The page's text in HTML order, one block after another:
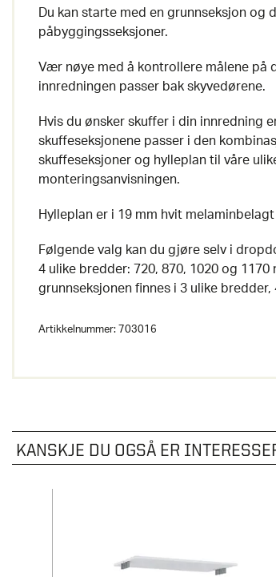
Du kan starte med en grunnseksjon og
påbyggingsseksjoner.
Vær nøye med å kontrollere målene på
innredningen passer bak skyvedørene.
Hvis du ønsker skuffer i din innredning
skuffeseksjonene passer i den
skuffeseksjoner og hylleplan til våre
monteringsanvisningen.
Hylleplan er i 19 mm hvit
Følgende valg kan du gjøre selv i
4 ulike bredder: 720, 870, 1020 og
grunnseksjonen finnes i 3 ulike bredder,
Artikkelnummer: 703016
KANSKJE DU OGSÅ ER